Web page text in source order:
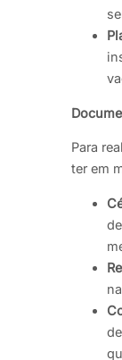
Para
ter em